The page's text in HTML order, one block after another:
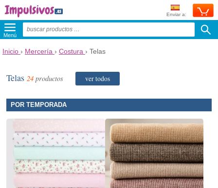
Enviar a:
Menú
Inicio › Mercería › Costura › Telas
Telas24 productos ver todos
POR TEMPORADA